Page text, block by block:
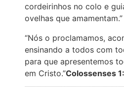
cordeirinhos no colo e
ovelhas que amamentam.”
“Nós o proclamamos,
ensinando a todos com
para que apresentemos
em Cristo.”Colossenses